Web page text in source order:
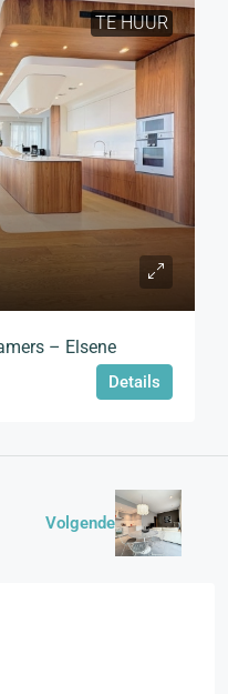
TE HUUR
– Elsene
Details
Volgende